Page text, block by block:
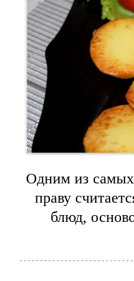
Одним из
праву
блюд,